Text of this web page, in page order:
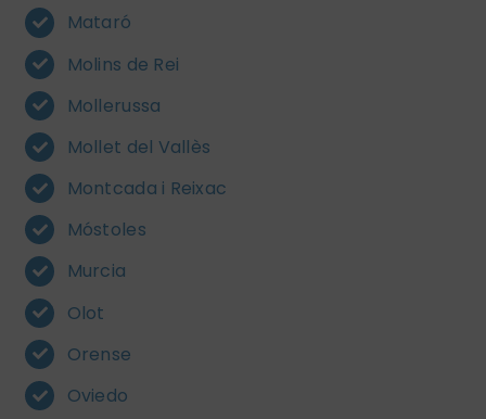
Mataró
Molins de Rei
Mollerussa
Mollet del Vallès
Montcada i Reixac
Móstoles
Murcia
Olot
Orense
Oviedo